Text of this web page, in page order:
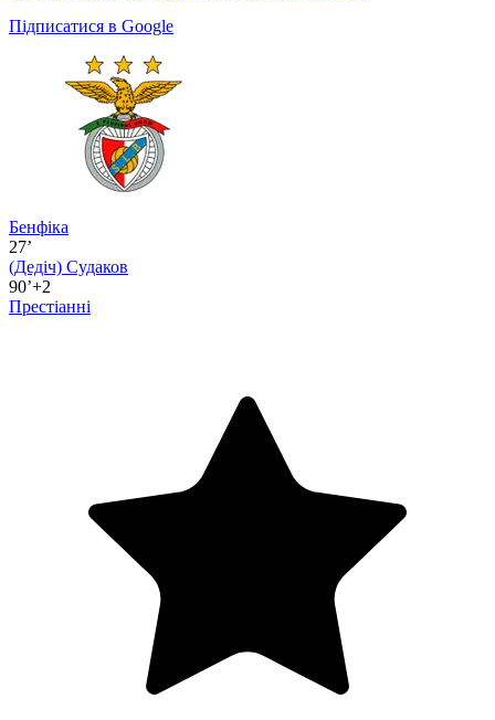
Підписатися в Google
Бенфіка
27’
(Дедіч) Судаков
90’+2
Престіанні